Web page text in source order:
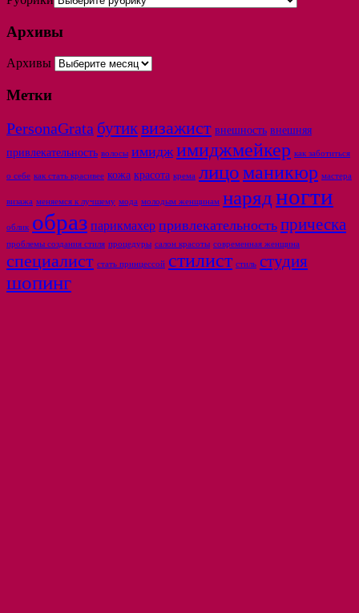
Архивы
Архивы
Метки
PersonaGrata бутиквизажист внешность внешняя
привлекательность волосы имидж имиджмейкер как заботиться
о себе как стать красивее кожа красота крема лицоманикюр мастера
визажа меняемся к лучшему мода молодым женщинам нарядногти
облик образ парикмахер привлекательность прическа
проблемы создания стиля процедуры салон красоты современная женщина
специалист стать принцессой стилист стиль студия
шопинг